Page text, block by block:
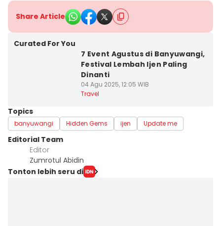
Share Article
Curated For You
7 Event Agustus di Banyuwangi,
Festival Lembah Ijen Paling
Dinanti
04 Agu 2025, 12:05 WIB
Travel
Topics
banyuwangi Hidden Gems ijen Update me
Editorial Team
Editor
Zumrotul Abidin
Tonton lebih seru di